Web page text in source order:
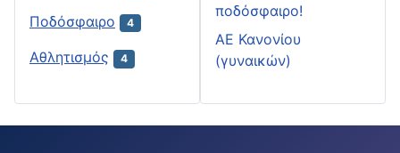
Ποδόσφαιρο 4
Αθλητισμός 4
ποδόσφαιρο!
ΑΕ Κανονίου
(γυναικών)